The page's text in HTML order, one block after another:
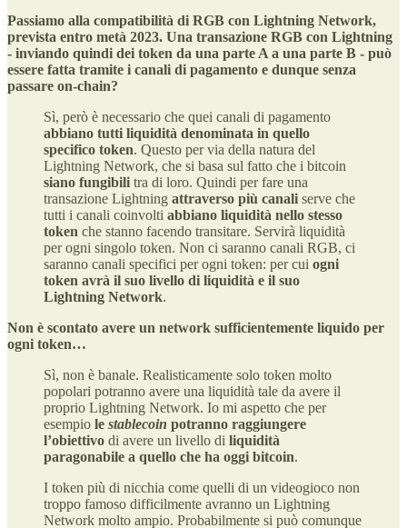
Passiamo alla compatibilità di RGB con Lightning Network,
prevista entro metà 2023. Una transazione RGB con Lightning
- inviando quindi dei token da una parte A a una parte B - può
essere fatta tramite i canali di pagamento e dunque senza
passare on-chain?
Sì, però è necessario che quei canali di pagamento
abbiano tutti liquidità denominata in quello
specifico token. Questo per via della natura del
Lightning Network, che si basa sul fatto che i bitcoin
siano fungibili tra di loro. Quindi per fare una
transazione Lightning attraverso più canali serve che
tutti i canali coinvolti abbiano liquidità nello stesso
token che stanno facendo transitare. Servirà liquidità
per ogni singolo token. Non ci saranno canali RGB, ci
saranno canali specifici per ogni token: per cui ogni
token avrà il suo livello di liquidità e il suo
Lightning Network.
Non è scontato avere un network sufficientemente liquido per
ogni token…
Sì, non è banale. Realisticamente solo token molto
popolari potranno avere una liquidità tale da avere il
proprio Lightning Network. Io mi aspetto che per
esempio le stablecoin potranno raggiungere
l’obiettivo di avere un livello di liquidità
paragonabile a quello che ha oggi bitcoin.
I token più di nicchia come quelli di un videogioco non
troppo famoso difficilmente avranno un Lightning
Network molto ampio. Probabilmente si può comunque